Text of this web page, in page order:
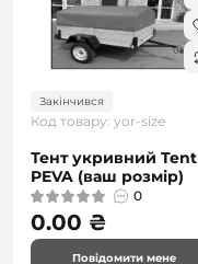
Закінчився
Код товару: yor-size
Тент укривний Tent
PEVA (ваш розмір)
0
0.00 ₴
Повідомити мене